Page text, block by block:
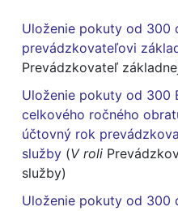
Uloženie pokuty od 300
prevádzkovateľovi
Prevádzkovateľ
Uloženie pokuty od 300
celkového ročného
účtovný rok
služby (V roli
služby)
Uloženie pokuty od 300